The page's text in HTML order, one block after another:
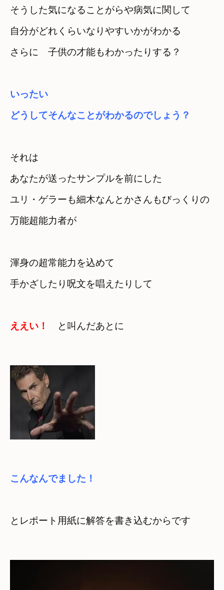
そうした気になることがらや病気に関して
自分がどれくらいなりやすいかがわかる
さらに　子供の才能もわかったりする？
いったい
どうしてそんなことがわかるのでしょう？
それは
あなたが送ったサンプルを前にした
ユリ・ゲラーも細木なんとかさんもびっくりの
渾身の超常能力を込めて
手かざしたり呪文を唱えたりして
ええい！ と叫んだあとに
こんなんでました！
とレポート用紙に解答を書き込むからです